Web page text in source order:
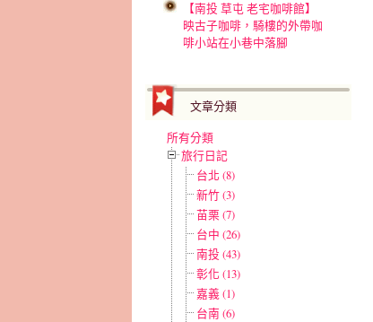
【南投 草屯 老宅咖啡館】
映古子咖啡，騎樓的外帶咖
啡小站在小巷中落腳
文章分類
所有分類
旅行日記
台北 (8)
新竹 (3)
苗栗 (7)
台中 (26)
南投 (43)
彰化 (13)
嘉義 (1)
台南 (6)